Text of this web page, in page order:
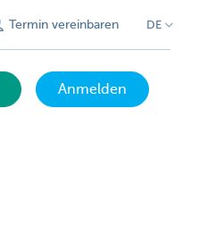
Termin vereinbaren DE
Anmelden